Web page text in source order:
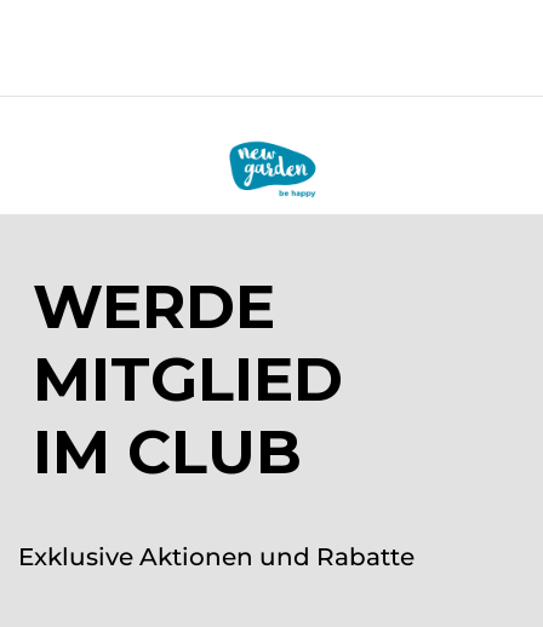
WERDE
MITGLIED
IM CLUB
Exklusive Aktionen und Rabatte